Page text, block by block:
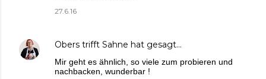
27.6.16
Obers trifft Sahne hat gesagt…
Mir geht es ähnlich, so viele zum probieren und
nachbacken, wunderbar !